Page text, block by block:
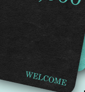
로즈골드 제
제작되는 경
안쪽 색상도
요.
안쪽에 땜 자
우 숨구멍이
(제품 디자인